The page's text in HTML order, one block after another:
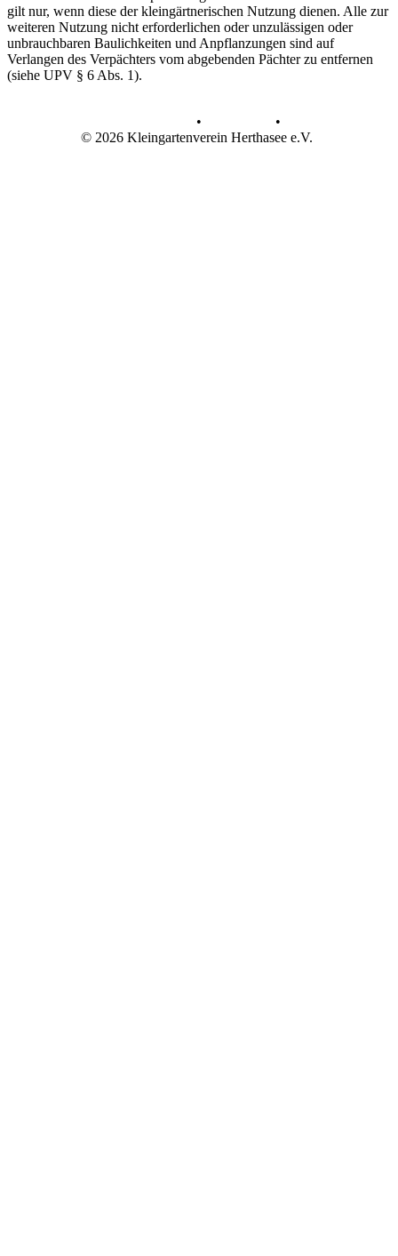
gilt nur, wenn diese der kleingärtnerischen Nutzung dienen. Alle zur
weiteren Nutzung nicht erforderlichen oder unzulässigen oder
unbrauchbaren Baulichkeiten und Anpflanzungen sind auf
Verlangen des Verpächters vom abgebenden Pächter zu entfernen
(siehe UPV § 6 Abs. 1).
•
•
© 2026 Kleingartenverein Herthasee e.V.